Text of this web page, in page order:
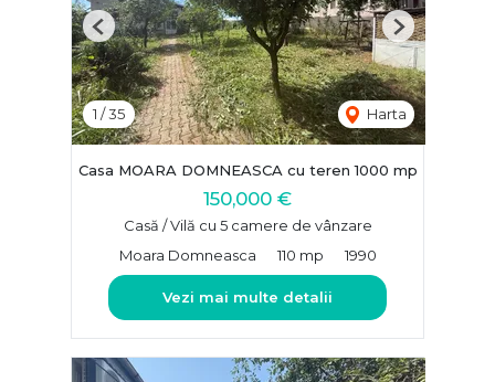
1 /35 Harta
Previous Next
Casa MOARA DOMNEASCA cu teren 1000 mp
150,000 €
Casă / Vilă cu 5 camere de vânzare
Moara Domneasca
110 mp 1990
Vezi mai multe detalii